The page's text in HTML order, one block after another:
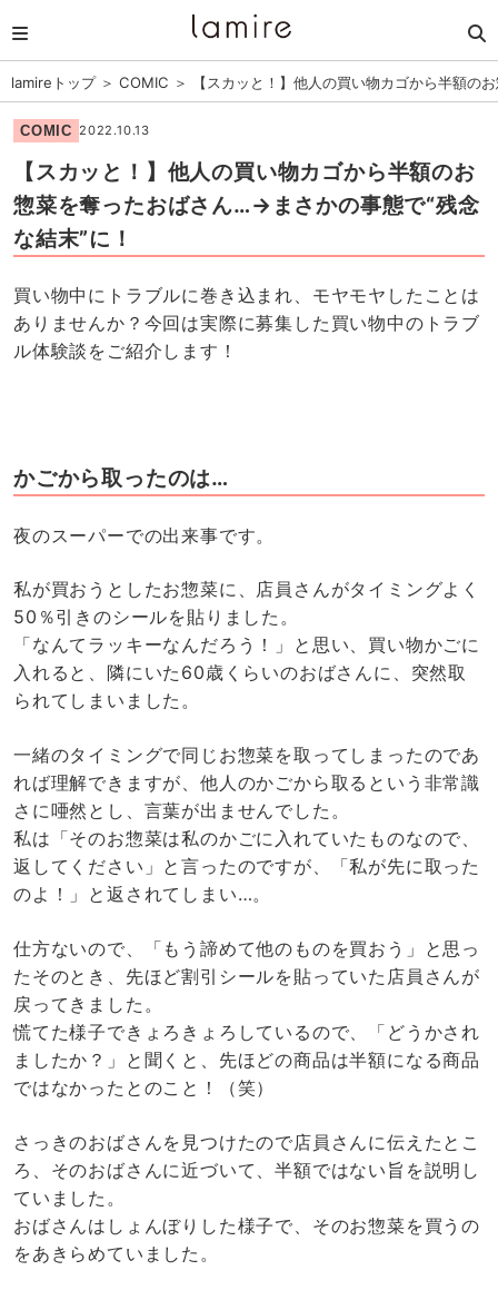
lamireトップ＞ COMIC ＞ 【スカッと！】他人の買い物カゴから半額
COMIC 2022.10.13
【スカッと！】他人の買い物カゴから半額のお
惣菜を奪ったおばさん…→まさかの事態で“残念
な結末”に！
買い物中にトラブルに巻き込まれ、モヤモヤしたことは
ありませんか？今回は実際に募集した買い物中のトラブ
ル体験談をご紹介します！
かごから取ったのは…
夜のスーパーでの出来事です。
私が買おうとしたお惣菜に、店員さんがタイミングよく
50％引きのシールを貼りました。
「なんてラッキーなんだろう！」と思い、買い物かごに
入れると、隣にいた60歳くらいのおばさんに、突然取
られてしまいました。
一緒のタイミングで同じお惣菜を取ってしまったのであ
れば理解できますが、他人のかごから取るという非常識
さに唖然とし、言葉が出ませんでした。
私は「そのお惣菜は私のかごに入れていたものなので、
返してください」と言ったのですが、「私が先に取った
のよ！」と返されてしまい…。
仕方ないので、「もう諦めて他のものを買おう」と思っ
たそのとき、先ほど割引シールを貼っていた店員さんが
戻ってきました。
慌てた様子できょろきょろしているので、「どうかされ
ましたか？」と聞くと、先ほどの商品は半額になる商品
ではなかったとのこと！（笑）
さっきのおばさんを見つけたので店員さんに伝えたとこ
ろ、そのおばさんに近づいて、半額ではない旨を説明し
ていました。
おばさんはしょんぼりした様子で、そのお惣菜を買うの
をあきらめていました。